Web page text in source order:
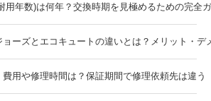
用年数)は何年？交換時期を見極めるための完全
ョーズとエコキュートの違いとは？メリット・
用や修理時間は？保証期間で修理依頼先は違う